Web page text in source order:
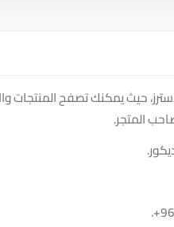
حيث يمكنك تصفح المنتجات
المتجر.
.